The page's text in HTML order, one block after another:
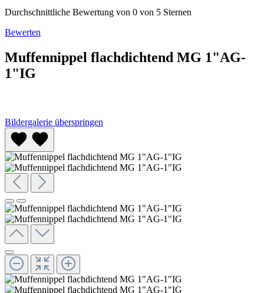
Durchschnittliche Bewertung von 0 von 5 Sternen
Bewerten
Muffennippel flachdichtend MG 1"AG-
1"IG
Bildergalerie überspringen